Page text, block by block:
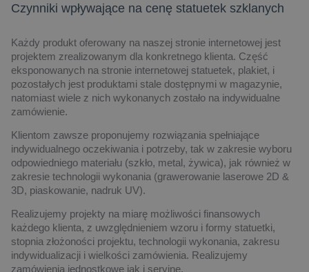
Czynniki wpływające na cenę statuetek szklanych
Każdy produkt oferowany na naszej stronie internetowej jest
projektem zrealizowanym dla konkretnego klienta. Część
eksponowanych na stronie internetowej statuetek, plakiet, i
pozostałych jest produktami stale dostępnymi w magazynie,
natomiast wiele z nich wykonanych zostało na indywidualne
zamówienie.
Klientom zawsze proponujemy rozwiązania spełniające
indywidualnego oczekiwania i potrzeby, tak w zakresie wyboru
odpowiedniego materiału (szkło, metal, żywica), jak również w
zakresie technologii wykonania (grawerowanie laserowe 2D &
3D, piaskowanie, nadruk UV).
Realizujemy projekty na miarę możliwości finansowych
każdego klienta, z uwzględnieniem wzoru i formy statuetki,
stopnia złożoności projektu, technologii wykonania, zakresu
indywidualizacji i wielkości zamówienia. Realizujemy
zamówienia jednostkowe jak i seryjne.